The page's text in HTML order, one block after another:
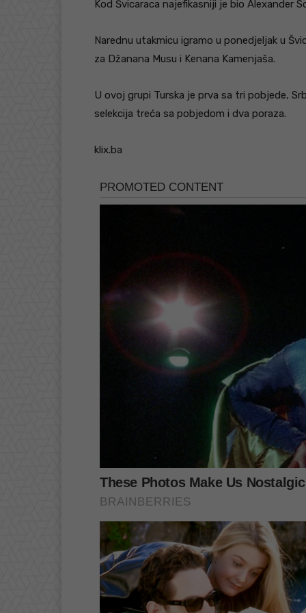
Kod Švicaraca najefikasniji je bio Alexander
Narednu utakmicu igramo u ponedjeljak u
za Džanana Musu i Kenana Kamenjaša.
U ovoj grupi Turska je prva sa tri pobjede,
selekcija treća sa pobjedom i dva poraza.
klix.ba